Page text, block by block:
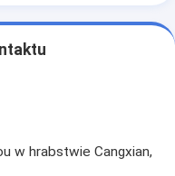
w hrabstwie Cangxian,